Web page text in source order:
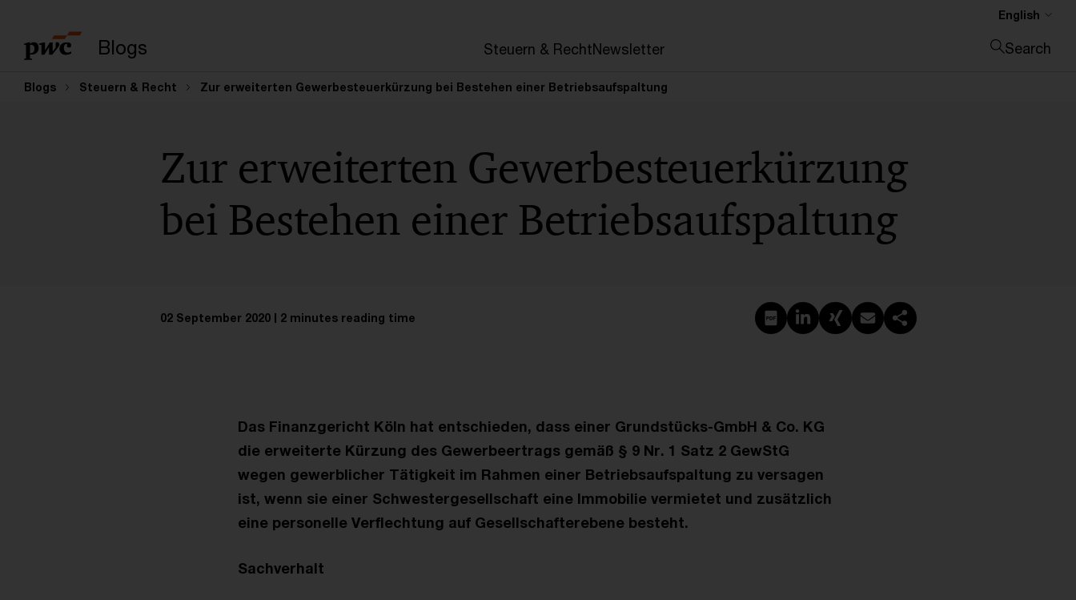
Blogs Steuern & RechtNewsletter
English
Search
Blogs Steuern & Recht Zur erweiterten Gewerbesteuerkürzung bei Bestehen einer Betriebsaufspaltung
Zur erweiterten Gewerbesteuerkürzung
bei Bestehen einer Betriebsaufspaltung
02 September 2020 2 minutes reading time Create PDF
Share on LinkedIn
Share on Xing
Share via email
Copy link
Das Finanzgericht Köln hat entschieden, dass einer Grundstücks-GmbH & Co. KG
die erweiterte Kürzung des Gewerbeertrags gemäß § 9 Nr. 1 Satz 2 GewStG
wegen gewerblicher Tätigkeit im Rahmen einer Betriebsaufspaltung zu versagen
ist, wenn sie einer Schwestergesellschaft eine Immobilie vermietet und zusätzlich
eine personelle Verflechtung auf Gesellschafterebene besteht.
Sachverhalt